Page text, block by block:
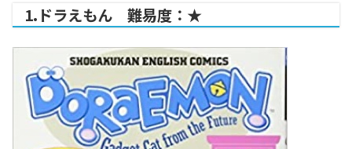
1.ドラえもん 難易度：★